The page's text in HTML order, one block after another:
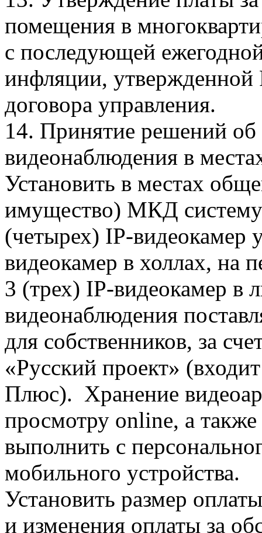
помещения в
с последующей
инфляции, утвержденной
договора управления.
14. Принятие решений об
видеонаблюдения в
Установить в местах
имущество) МКД систему
(четырех) IP-видеокамер
видеокамер в холлах, на
3 (трех) IP-видеокамер в
видеонаблюдения
для собственников, за
«Русский проект»
Плюс). Хранение
просмотру online, а
выполнить с
мобильного устройства.
Установить размер
и изменения оплаты за